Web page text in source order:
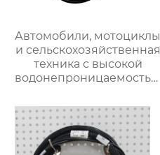
Автомобили, мотоциклы
и сельскохозяйственная
техника с высокой
водонепроницаемостью